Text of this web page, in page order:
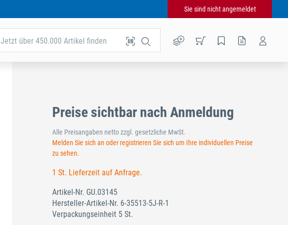
Sie sind nicht angemeldet
Jetzt über 450.000 Artikel finden
Preise sichtbar nach Anmeldung
Alle Preisangaben netto zzgl. gesetzliche MwSt.
Melden Sie sich an oder registrieren Sie sich um Ihre individuellen Preise
zu sehen.
1 St. Lieferzeit auf Anfrage.
Artikel-Nr. GU.03145
Hersteller-Artikel-Nr. 6-35513-5J-R-1
Verpackungseinheit 5 St.